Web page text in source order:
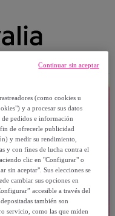
(como cookies u
y a procesar sus datos
de pedidos e información
de ofrecerle publicidad
y medir su rendimiento,
y con fines de lucha contra el
clic en "Configurar" o
sin aceptar". Sus elecciones se
cambiar sus opciones en
accesible a través del
también son
servicio, como las que miden
Continuar sin aceptar